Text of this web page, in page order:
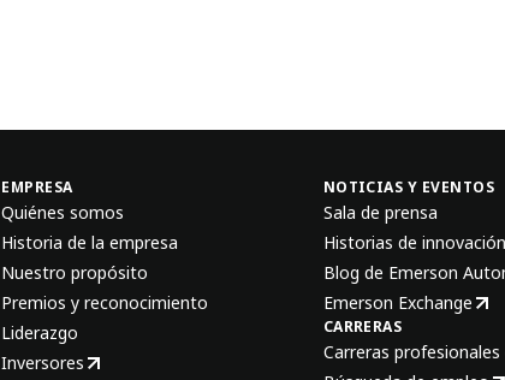
EMPRESA
Quiénes somos
Historia de la empresa
Nuestro propósito
Premios y reconocimiento
Liderazgo
Inversores
NOTICIAS Y EVENTOS
Sala de prensa
Historias de innovación
Blog de Emerson
Emerson Exchange
CARRERAS
Carreras profesionales